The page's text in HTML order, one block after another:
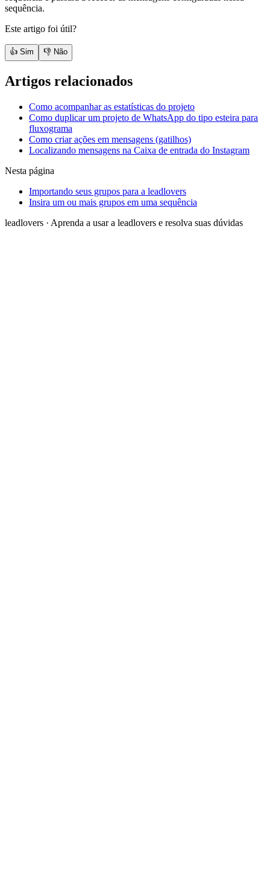
sequência.
Este artigo foi útil?
👍 Sim 👎 Não
Artigos relacionados
Como acompanhar as estatísticas do projeto
Como duplicar um projeto de WhatsApp do tipo esteira para
fluxograma
Como criar ações em mensagens (gatilhos)
Localizando mensagens na Caixa de entrada do Instagram
Nesta página
Importando seus grupos para a leadlovers
Insira um ou mais grupos em uma sequência
leadlovers · Aprenda a usar a leadlovers e resolva suas dúvidas